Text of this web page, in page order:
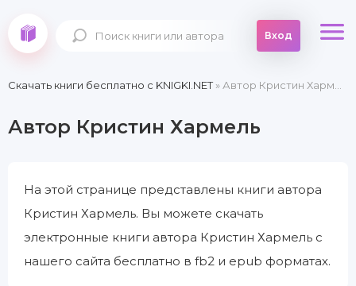
Вход
Скачать книги бесплатно c KNIGKI.NET» Автор Кристин Хармель
Автор Кристин Хармель
На этой странице представлены книги автора
Кристин Хармель. Вы можете скачать
электронные книги автора Кристин Хармель с
нашего сайта бесплатно в fb2 и epub форматах.